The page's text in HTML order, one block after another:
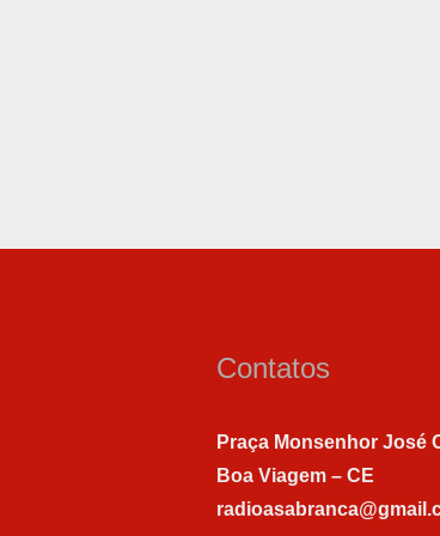
Contatos
Praça Monsenhor José
Boa Viagem – CE